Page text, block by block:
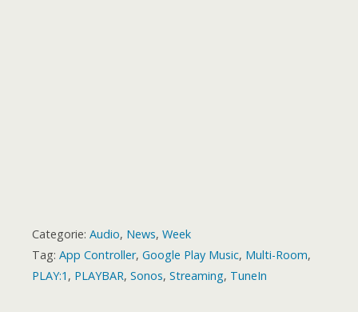
Categorie: Audio, News, Week
Tag: App Controller, Google Play Music, Multi-Room,
PLAY:1 , PLAYBAR, Sonos, Streaming, TuneIn